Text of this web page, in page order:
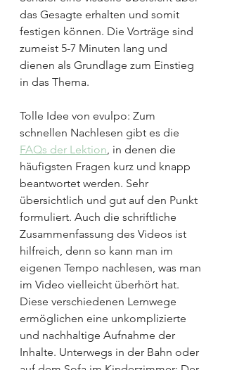
das Gesagte erhalten und somit
festigen können. Die Vorträge sind
zumeist 5-7 Minuten lang und
dienen als Grundlage zum Einstieg
in das Thema.
Tolle Idee von evulpo: Zum
schnellen Nachlesen gibt es die
FAQs der Lektion, in denen die
häufigsten Fragen kurz und knapp
beantwortet werden. Sehr
übersichtlich und gut auf den Punkt
formuliert. Auch die schriftliche
Zusammenfassung des Videos ist
hilfreich, denn so kann man im
eigenen Tempo nachlesen, was man
im Video vielleicht überhört hat.
Diese verschiedenen Lernwege
ermöglichen eine unkomplizierte
und nachhaltige Aufnahme der
Inhalte. Unterwegs in der Bahn oder